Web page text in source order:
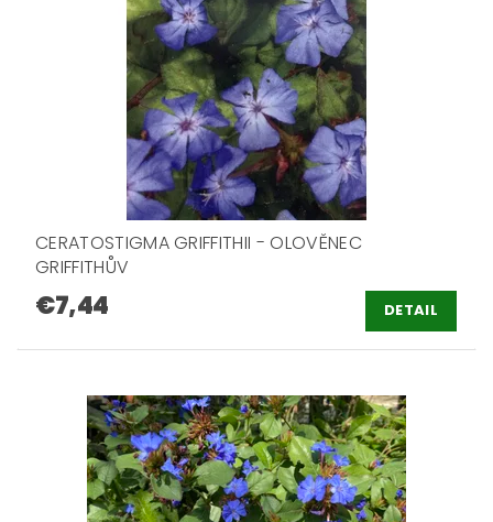
CERATOSTIGMA GRIFFITHII - OLOVĚNEC
GRIFFITHŮV
€7,44 DETAIL